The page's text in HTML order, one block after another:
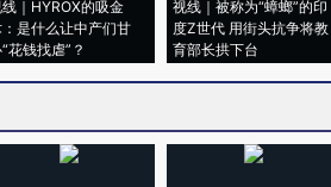
｜HYROX的吸金
是什么让中产们甘
花钱找虐”？
视线｜被称为“蟑螂”的印
度Z世代 用街头抗争将教
育部长拱下台